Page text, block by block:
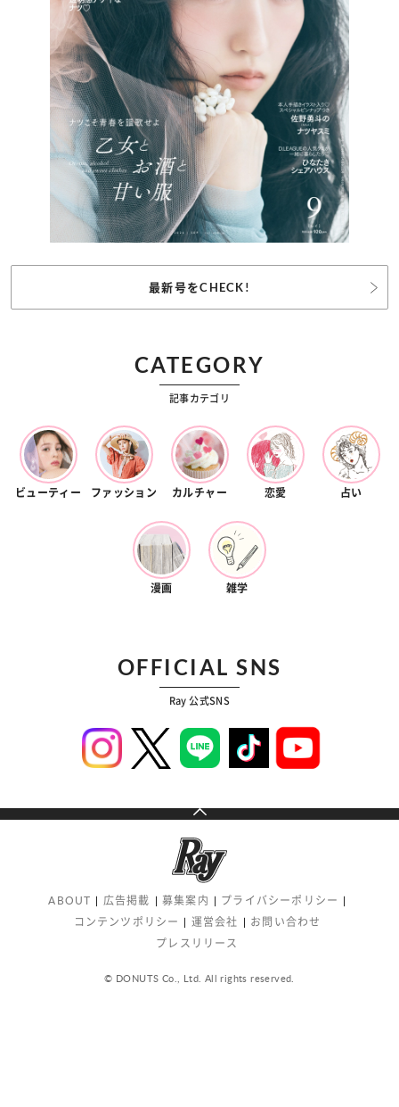
最新号をCHECK!
CATEGORY
記事カテゴリ
ビューティー ファッション カルチャー 恋愛 占い
漫画 雑学
OFFICIAL SNS
Ray 公式SNS
ABOUT 広告掲載 募集案内
プライバシーポリシー
コンテンツポリシー
運営会社
お問い合わせ
プレスリリース
© DONUTS Co., Ltd. All rights reserved.